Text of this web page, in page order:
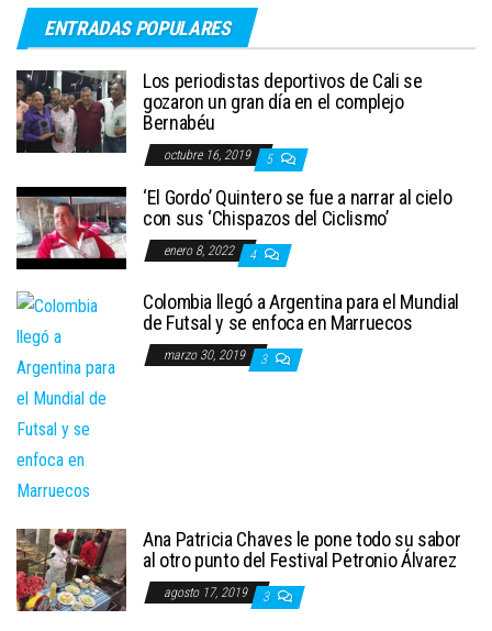
ENTRADAS POPULARES
Los periodistas deportivos de Cali se
gozaron un gran día en el complejo
Bernabéu
octubre 16, 2019 5
‘El Gordo’ Quintero se fue a narrar al cielo
con sus ‘Chispazos del Ciclismo’
enero 8, 2022 4
Colombia llegó a Argentina para el Mundial
de Futsal y se enfoca en Marruecos
marzo 30, 2019 3
Ana Patricia Chaves le pone todo su sabor
al otro punto del Festival Petronio Álvarez
agosto 17, 2019 3